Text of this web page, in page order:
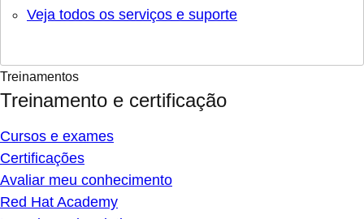
Veja todos os serviços e suporte
Treinamentos
Treinamento e certificação
Cursos e exames
Certificações
Avaliar meu conhecimento
Red Hat Academy